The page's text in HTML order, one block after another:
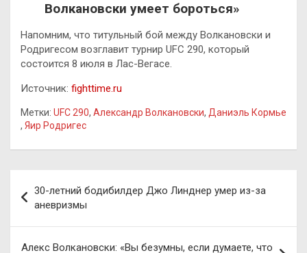
Волкановски умеет бороться»
Напомним, что титульный бой между Волкановски и
Родригесом возглавит турнир UFC 290, который
состоится 8 июля в Лас-Вегасе.
Источник: fighttime.ru
Метки: UFC 290, Александр Волкановски, Даниэль Кормье
, Яир Родригес
по
записям
30-летний бодибилдер Джо Линднер умер из-за
аневризмы
Алекс Волкановски: «Вы безумны, если думаете, что